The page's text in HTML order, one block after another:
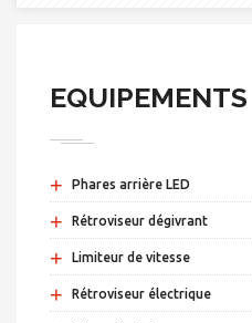
EQUIPEMENTS
+ Phares arrière LED
+ Rétroviseur dégivrant
+ Limiteur de vitesse
+ Rétroviseur électrique